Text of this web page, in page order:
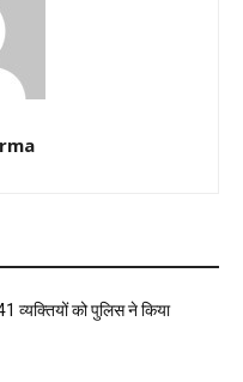
व्यक्तियों को पुलिस ने किया